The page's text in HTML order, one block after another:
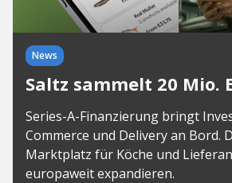
News
Saltz sammelt 20 Mio.
Series-A-Finanzierung bringt
Commerce und Delivery an Bord.
Marktplatz für Köche und
europaweit expandieren.